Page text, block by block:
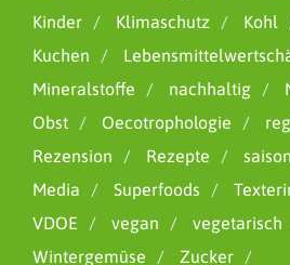
Kinder
Klimaschutz Kohl
Kuchen
Mineralstoffe
nachhaltig
Obst
Oecotrophologie
Rezension
Rezepte
Media
Superfoods
VDOE
vegan vegetarisch
Wintergemüse
Zucker